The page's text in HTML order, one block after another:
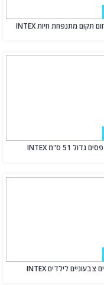
בובת נחום תקום מתנפחת חיות INTEX
כדור ים פסים גדול 51 ס"מ INTEX
משקפי ים צבעוניים לילדים INTEX